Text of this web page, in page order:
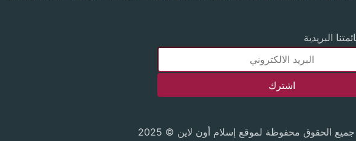
البريدية
جميع الحقوق محفوظة لموقع إسلام أون لاين © 2025